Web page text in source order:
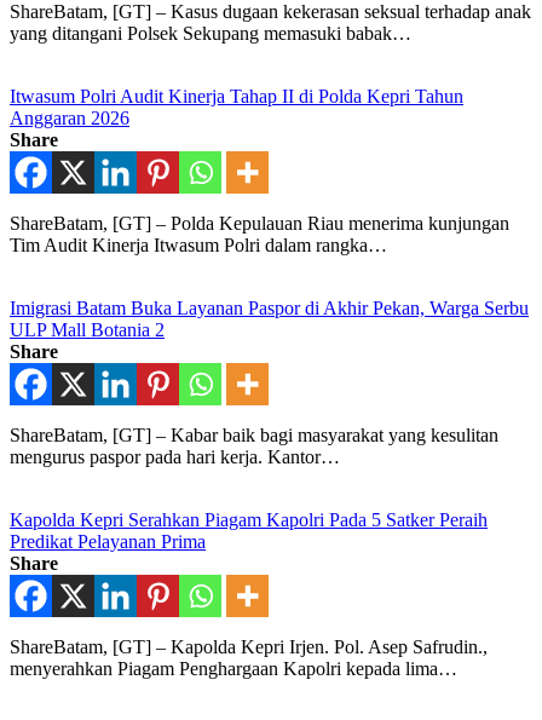
ShareBatam, [GT] – Kasus dugaan kekerasan seksual terhadap anak
yang ditangani Polsek Sekupang memasuki babak…
Itwasum Polri Audit Kinerja Tahap II di Polda Kepri Tahun
Anggaran 2026
Share
ShareBatam, [GT] – Polda Kepulauan Riau menerima kunjungan
Tim Audit Kinerja Itwasum Polri dalam rangka…
Imigrasi Batam Buka Layanan Paspor di Akhir Pekan, Warga Serbu
ULP Mall Botania 2
Share
ShareBatam, [GT] – Kabar baik bagi masyarakat yang kesulitan
mengurus paspor pada hari kerja. Kantor…
Kapolda Kepri Serahkan Piagam Kapolri Pada 5 Satker Peraih
Predikat Pelayanan Prima
Share
ShareBatam, [GT] – Kapolda Kepri Irjen. Pol. Asep Safrudin.,
menyerahkan Piagam Penghargaan Kapolri kepada lima…